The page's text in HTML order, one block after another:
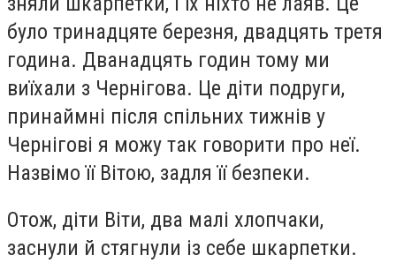
було тринадцяте березня, двадцять третя
година. Дванадцять годин тому ми
виїхали з Чернігова. Це діти подруги,
принаймні після спільних тижнів у
Чернігові я можу так говорити про неї.
Назвімо її Вітою, задля її безпеки.
Отож, діти Віти, два малі хлопчаки,
заснули й стягнули із себе шкарпетки.